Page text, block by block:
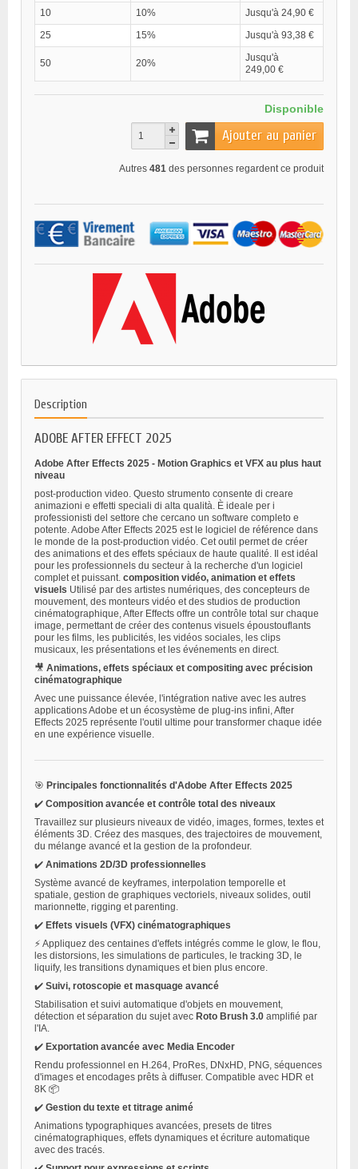
10
10%
Jusqu'à 24,90 €
25
15% Jusqu'à 93,38 €
50 20%
Jusqu'à
249,00 €
Disponible
Ajouter au panier
Autres 481 des personnes regardent ce produit
Description
ADOBE AFTER EFFECT 2025
Adobe After Effects 2025 - Motion Graphics et VFX au plus haut
niveau
post-production video. Questo strumento consente di creare
animazioni e effetti speciali di alta qualità. È ideale per i
professionisti del settore che cercano un software completo e
potente. Adobe After Effects 2025 est le logiciel de référence dans
le monde de la post-production vidéo. Cet outil permet de créer
des animations et des effets spéciaux de haute qualité. Il est idéal
pour les professionnels du secteur à la recherche d'un logiciel
complet et puissant. composition vidéo, animation et effets
visuels Utilisé par des artistes numériques, des concepteurs de
mouvement, des monteurs vidéo et des studios de production
cinématographique, After Effects offre un contrôle total sur chaque
image, permettant de créer des contenus visuels époustouflants
pour les films, les publicités, les vidéos sociales, les clips
musicaux, les présentations et les événements en direct.
🎥 Animations, effets spéciaux et compositing avec précision
cinématographique
Avec une puissance élevée, l'intégration native avec les autres
applications Adobe et un écosystème de plug-ins infini, After
Effects 2025 représente l'outil ultime pour transformer chaque idée
en une expérience visuelle.
🎯 Principales fonctionnalités d'Adobe After Effects 2025
✔️ Composition avancée et contrôle total des niveaux
Travaillez sur plusieurs niveaux de vidéo, images, formes, textes et
éléments 3D. Créez des masques, des trajectoires de mouvement,
du mélange avancé et la gestion de la profondeur.
✔️ Animations 2D/3D professionnelles
Système avancé de keyframes, interpolation temporelle et
spatiale, gestion de graphiques vectoriels, niveaux solides, outil
marionnette, rigging et parenting.
✔️ Effets visuels (VFX) cinématographiques
⚡ Appliquez des centaines d'effets intégrés comme le glow, le flou,
les distorsions, les simulations de particules, le tracking 3D, le
liquify, les transitions dynamiques et bien plus encore.
✔️ Suivi, rotoscopie et masquage avancé
Stabilisation et suivi automatique d'objets en mouvement,
détection et séparation du sujet avec Roto Brush 3.0 amplifié par
l'IA.
✔️ Exportation avancée avec Media Encoder
Rendu professionnel en H.264, ProRes, DNxHD, PNG, séquences
d'images et encodages prêts à diffuser. Compatible avec HDR et
8K 📦
✔️ Gestion du texte et titrage animé
Animations typographiques avancées, presets de titres
cinématographiques, effets dynamiques et écriture automatique
avec des tracés.